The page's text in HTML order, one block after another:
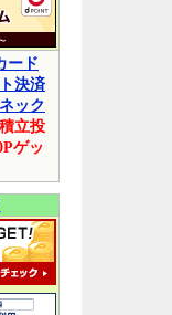
ード
決済
ック
立投
ゲッ